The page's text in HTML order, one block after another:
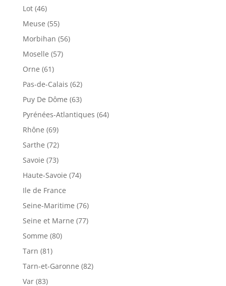
Lot (46)
Meuse (55)
Morbihan (56)
Moselle (57)
Orne (61)
Pas-de-Calais (62)
Puy De Dôme (63)
Pyrénées-Atlantiques (64)
Rhône (69)
Sarthe (72)
Savoie (73)
Haute-Savoie (74)
Ile de France
Seine-Maritime (76)
Seine et Marne (77)
Somme (80)
Tarn (81)
Tarn-et-Garonne (82)
Var (83)